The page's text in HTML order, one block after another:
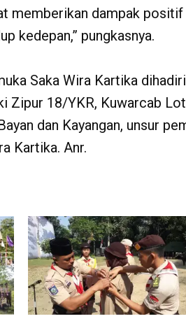
memberikan dampak
kedepan,” pungkasnya.
Saka Wira Kartika
Zipur 18/YKR, Kuwarcab
dan Kayangan, unsur
Kartika. Anr.